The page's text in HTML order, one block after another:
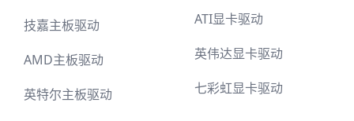
技嘉主板驱动
AMD主板驱动
英特尔主板驱动
ATI显卡驱动
英伟达显卡驱动
七彩虹显卡驱动